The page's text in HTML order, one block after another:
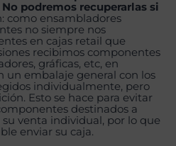
podremos recuperarlas si
como ensambladores
no siempre nos
en cajas retail que
recibimos componentes
gráficas, etc, en
un embalaje general con los
individualmente, pero
Esto se hace para evitar
destinados a
venta individual, por lo que
enviar su caja.